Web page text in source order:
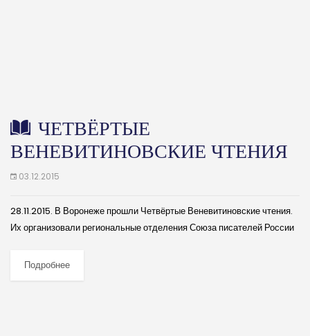
ЧЕТВЁРТЫЕ
ВЕНЕВИТИНОВСКИЕ ЧТЕНИЯ
03.12.2015
28.11.2015. В Воронеже прошли Четвёртые Веневитиновские чтения.
Их организовали региональные отделения Союза писателей России
Воронежский педагогический университеты. (далее…)
Подробнее